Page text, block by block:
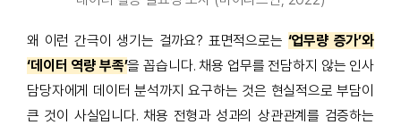
왜 이런 간극이 생기는 걸까요? 표면적으로는 ‘업무량 증가’와
‘데이터 역량 부족’을 꼽습니다. 채용 업무를 전담하지 않는 인사
담당자에게 데이터 분석까지 요구하는 것은 현실적으로 부담이
큰 것이 사실입니다. 채용 전형과 성과의 상관관계를 검증하는